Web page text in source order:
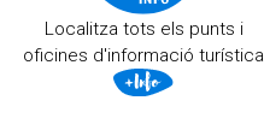
Localitza tots els punts i
oficines d'informació turística